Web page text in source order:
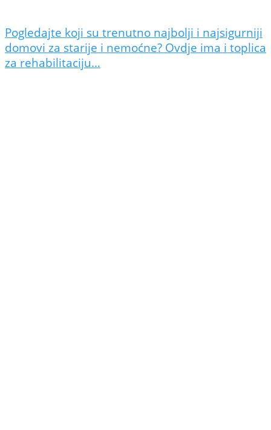
Pogledajte koji su trenutno najbolji i najsigurniji
domovi za starije i nemoćne? Ovdje ima i toplica
za rehabilitaciju…